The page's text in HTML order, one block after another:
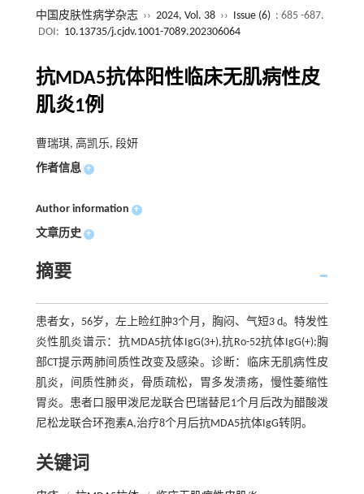
中国皮肤性病学杂志 ›› 2024, Vol. 38 ›› Issue (6) : 685 -687.
DOI: 10.13735/j.cjdv.1001-7089.202306064
抗MDA5抗体阳性临床无肌病性皮
肌炎1例
曹瑞琪, 高凯乐, 段妍
作者信息 +
Author information +
文章历史 +
摘要
患者女，56岁，左上睑红肿3个月，胸闷、气短3 d。特发性
炎性肌炎谱示：抗MDA5抗体IgG(3+),抗Ro-52抗体IgG(+);胸
部CT提示两肺间质性改变及感染。诊断：临床无肌病性皮
肌炎，间质性肺炎，骨质疏松，胃多发溃疡，慢性萎缩性
胃炎。患者口服甲泼尼龙联合巴瑞替尼1个月后改为醋酸泼
尼松龙联合环孢素A,治疗8个月后抗MDA5抗体IgG转阴。
关键词